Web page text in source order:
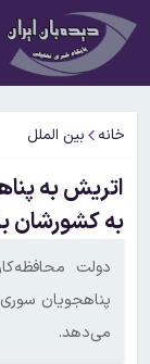
خانه بین الملل
به کشورشان
دولت
می‌دهد.